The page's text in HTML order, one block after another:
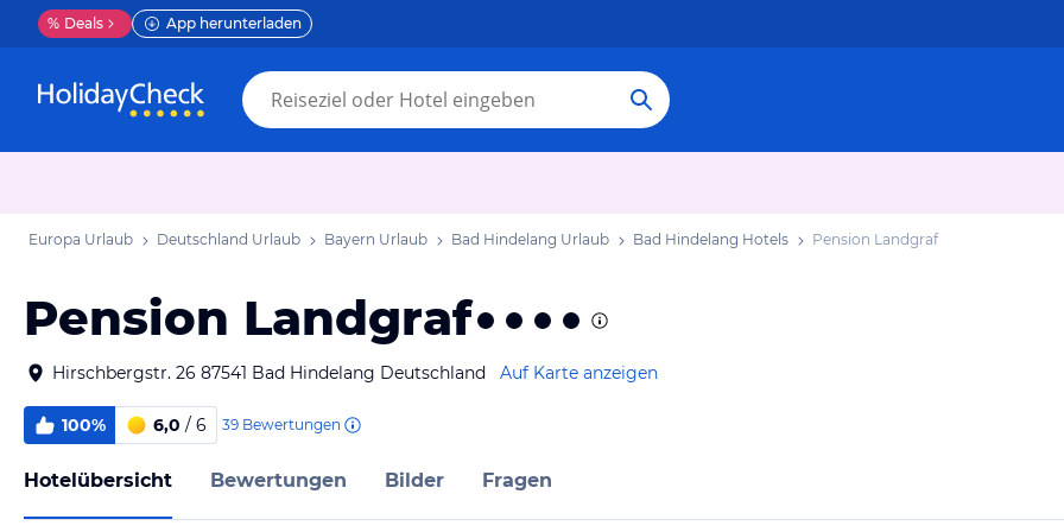
% Deals App herunterladen
Europa Urlaub Deutschland Urlaub Bayern Urlaub Bad Hindelang Urlaub Bad Hindelang Hotels Pension Landgraf
Pension Landgraf
Hirschbergstr. 26 87541 Bad Hindelang Deutschland Auf Karte anzeigen
100% 6,0 / 6 39 Bewertungen
Hotelübersicht Bewertungen Bilder Fragen